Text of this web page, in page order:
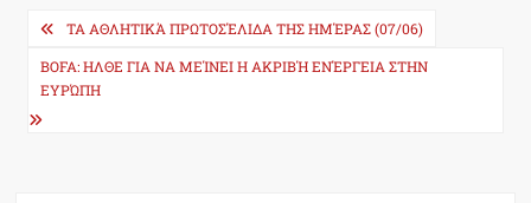
Post
navigation
ΤΑ ΑΘΛΗΤΙΚΆ ΠΡΩΤΟΣΈΛΙΔΑ ΤΗΣ ΗΜΈΡΑΣ (07/06)
BOFA: ΗΛΘΕ ΓΙΑ ΝΑ ΜΕΊΝΕΙ Η ΑΚΡΙΒΉ ΕΝΈΡΓΕΙΑ ΣΤΗΝ
ΕΥΡΏΠΗ